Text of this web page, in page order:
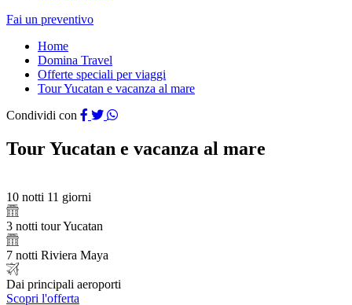
Fai un preventivo
Home
Domina Travel
Offerte speciali per viaggi
Tour Yucatan e vacanza al mare
Condividi con
Tour Yucatan e vacanza al mare
10 notti 11 giorni
3 notti tour Yucatan
7 notti Riviera Maya
Dai principali aeroporti
Scopri l'offerta